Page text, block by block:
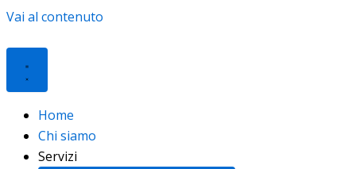
Vai al contenuto
Home
Chi siamo
Servizi